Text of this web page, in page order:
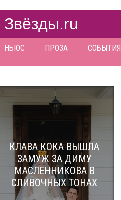
Звёзды.ru
НЬЮС ПРОЗА СОБЫТИЯ
КЛАВА КОКА ВЫШЛА
ЗАМУЖ ЗА ДИМУ
МАСЛЕННИКОВА В
СЛИВОЧНЫХ ТОНАХ